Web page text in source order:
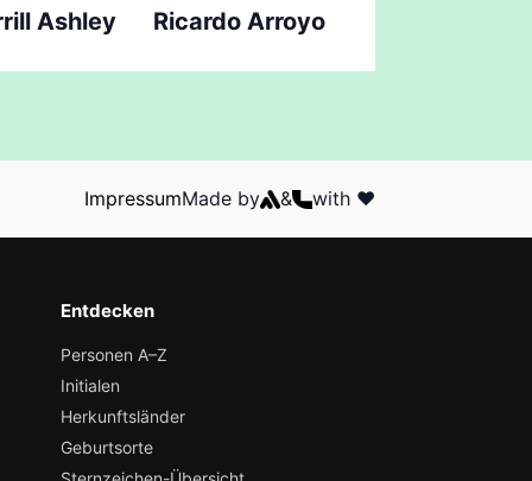
Ashley Ricardo Arroyo
ImpressumMade by & with ❤️
Entdecken
Personen A–Z
Initialen
Herkunftsländer
Geburtsorte